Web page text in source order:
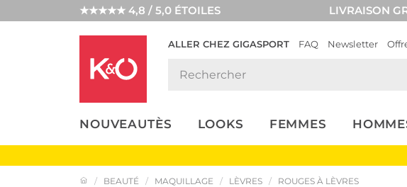
★★★★★ 4,8 / 5,0 ÉTOILES LIVRAISON
ALLER CHEZ GIGASPORT FAQ Newsletter
NOUVEAUTÈS LOOKS FEMMES
LOOKS
WEDDING
BEAUTÉ MAQUILLAGE LÈVRES ROUGES À LÈVRES